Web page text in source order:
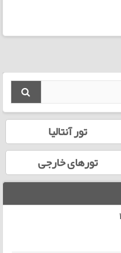
تور آنتالیا
تورهای خارجی